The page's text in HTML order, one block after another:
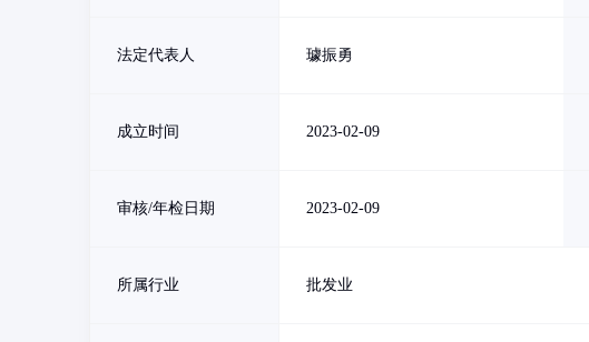
法定代表人 璩振勇
成立时间 2023-02-09
审核/年检日期 2023-02-09
所属行业 批发业